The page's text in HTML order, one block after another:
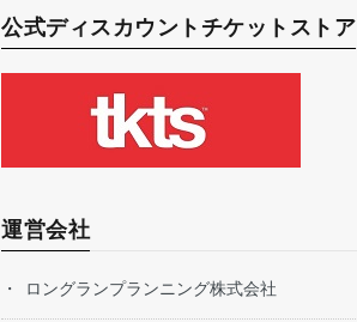
公式ディスカウントチケットストア
運営会社
ロングランプランニング株式会社